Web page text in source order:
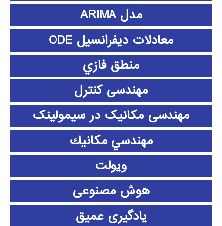
مدل ARIMA
معادلات دیفرانسیل ODE
منطق فازي
مهندسی کنترل
مهندسی مکانیک در سیمولینک
مهندسي مكانيك
ویولت
هوش مصنوعی
یادگیری عمیق